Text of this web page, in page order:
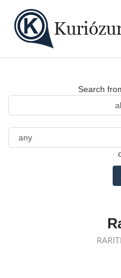
Search